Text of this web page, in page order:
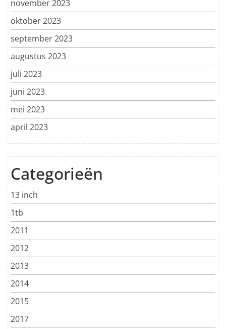
november 2023
oktober 2023
september 2023
augustus 2023
juli 2023
juni 2023
mei 2023
april 2023
Categorieën
13 inch
1tb
2011
2012
2013
2014
2015
2017